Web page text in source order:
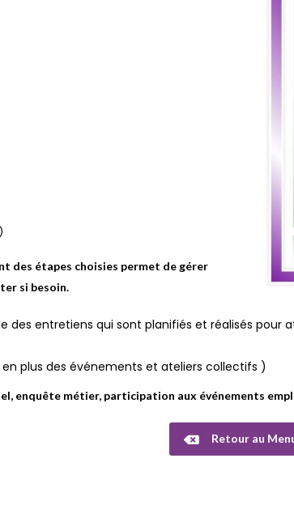
des étapes choisies permet de gérer
si besoin.
des entretiens qui sont planifiés et réalisés
plus des événements et ateliers collectifs )
enquête métier, participation aux événements
Retour au